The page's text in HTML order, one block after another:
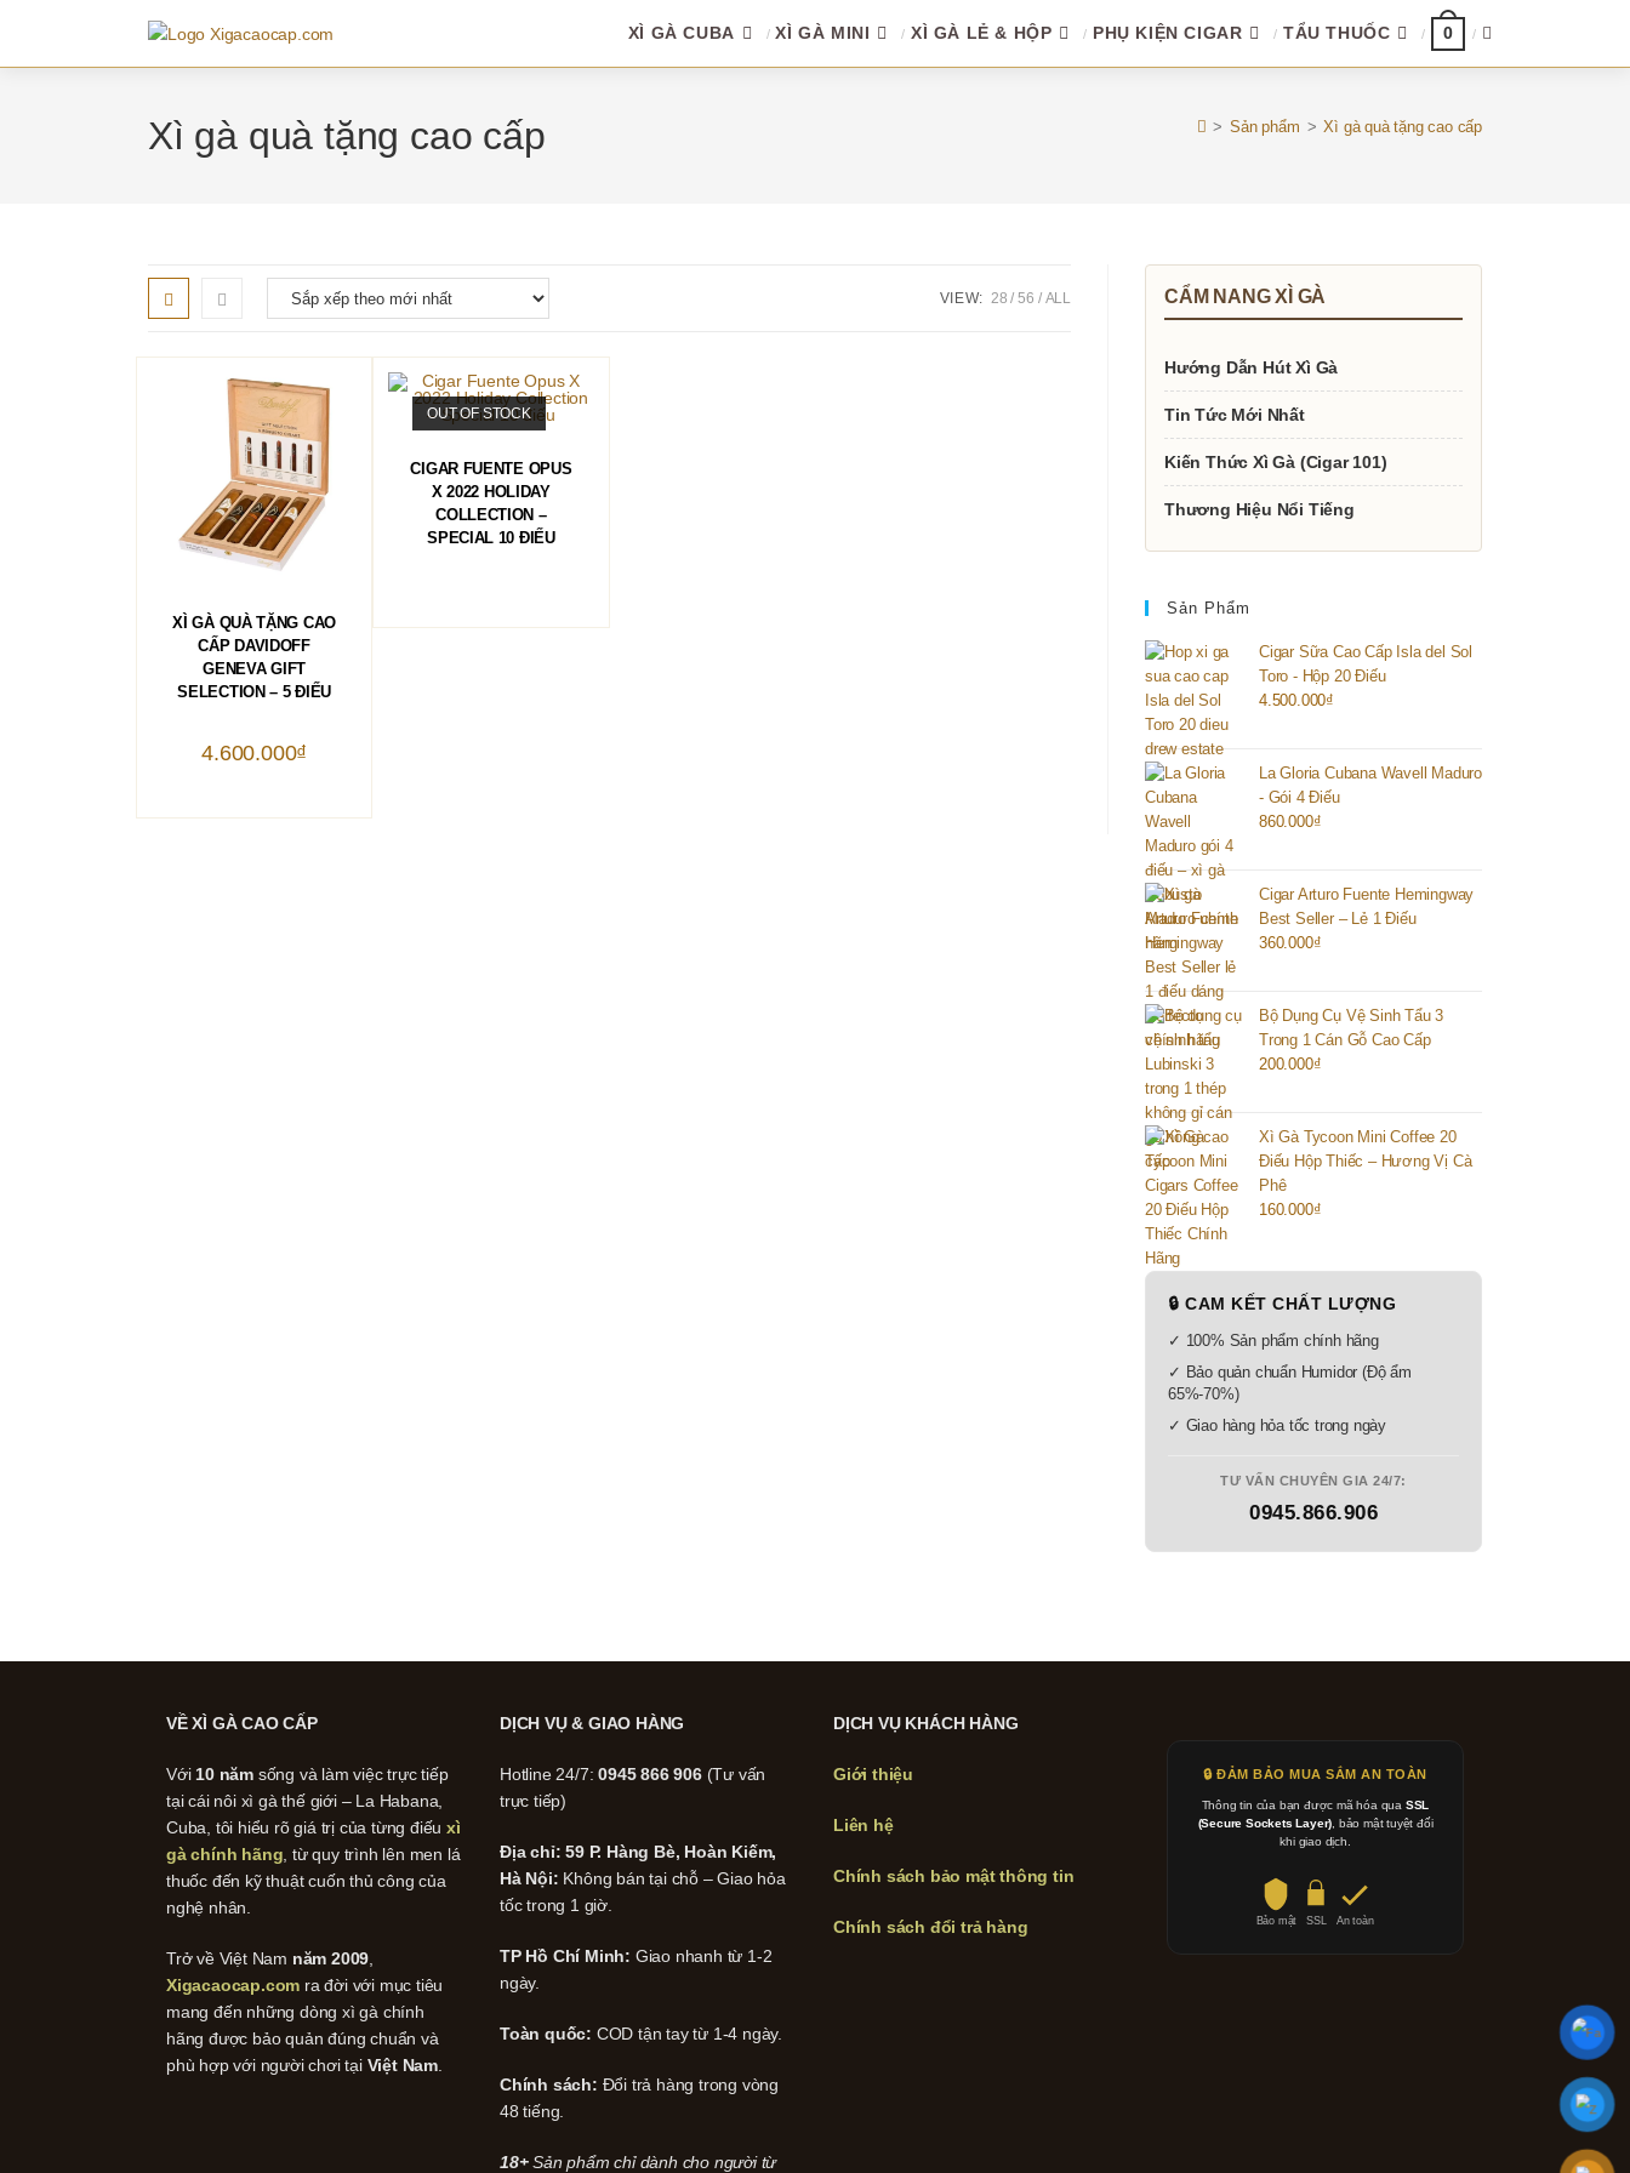
content
XÌ GÀ CUBA XÌ GÀ MINI XÌ GÀ LẺ & HỘP PHỤ KIỆN CIGAR TẨU THUỐC 0 TOGGLE
Xì gà quà tặng cao cấp > Sản phẩm > Xì gà quà tặng cao cấp
VIEW: 28 56 ALL
THÊM VÀO GIỎ HÀNG
XÌ GÀ QUÀ TẶNG CAO
CẤP DAVIDOFF
GENEVA GIFT
SELECTION – 5 ĐIẾU
4.600.000₫
OUT OF STOCK
CIGAR FUENTE OPUS
X 2022 HOLIDAY
COLLECTION –
SPECIAL 10 ĐIẾU
CẨM NANG XÌ GÀ
Hướng Dẫn Hút Xì Gà
Tin Tức Mới Nhất
Kiến Thức Xì Gà (Cigar 101)
Thương Hiệu Nổi Tiếng
Sản Phẩm
Cigar Sữa Cao Cấp Isla del Sol
Toro - Hộp 20 Điếu
4.500.000₫
La Gloria Cubana Wavell Maduro
- Gói 4 Điếu
860.000₫
Cigar Arturo Fuente Hemingway
Best Seller – Lẻ 1 Điếu
360.000₫
Bộ Dụng Cụ Vệ Sinh Tẩu 3
Trong 1 Cán Gỗ Cao Cấp
200.000₫
Xì Gà Tycoon Mini Coffee 20
Điếu Hộp Thiếc – Hương Vị Cà
Phê
160.000₫
🔒 CAM KẾT CHẤT LƯỢNG
✓ 100% Sản phẩm chính hãng
✓ Bảo quản chuẩn Humidor (Độ ẩm
65%-70%)
✓ Giao hàng hỏa tốc trong ngày
TƯ VẤN CHUYÊN GIA 24/7:
0945.866.906
VỀ XÌ GÀ CAO CẤP
Với 10 năm sống và làm việc trực tiếp
tại cái nôi xì gà thế giới – La Habana,
Cuba, tôi hiểu rõ giá trị của từng điếuxì
gà chính hãng , từ quy trình lên men lá
thuốc đến kỹ thuật cuốn thủ công của
nghệ nhân.
Trở về Việt Nam năm 2009
Xigacaocap.com ra đời với mục tiêu
mang đến những dòng xì gà chính
hãng được bảo quản đúng chuẩn và
phù hợp với người chơi tại Việt Nam
DỊCH VỤ & GIAO HÀNG
Hotline 24/7:0945 866 906(Tư vấn
trực tiếp)
Địa chỉ: 59 P. Hàng Bè, Hoàn Kiếm,
Hà Nội: Không bán tại chỗ – Giao hỏa
tốc trong 1 giờ.
TP Hồ Chí Minh: Giao nhanh từ 1-2
ngày.
Toàn quốc: COD tận tay từ 1-4 ngày.
Chính sách: Đổi trả hàng trong vòng
48 tiếng.
18+Sản phẩm chỉ dành cho người từ
DỊCH VỤ KHÁCH HÀNG
Giới thiệu
Liên hệ
Chính sách bảo mật thông tin
Chính sách đổi trả hàng
🔒 ĐẢM BẢO MUA SẮM AN TOÀN
Thông tin của bạn được mã hóa qua SSL
(Secure Sockets Layer) , bảo mật tuyệt đối
khi giao dịch.
Bảo mật SSL An toàn